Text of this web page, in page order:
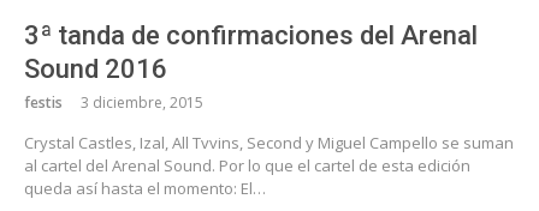
3ª tanda de confirmaciones del Arenal
Sound 2016
festis 3 diciembre, 2015
Crystal Castles, Izal, All Tvvins, Second y Miguel Campello se suman
al cartel del Arenal Sound. Por lo que el cartel de esta edición
queda así hasta el momento: El…